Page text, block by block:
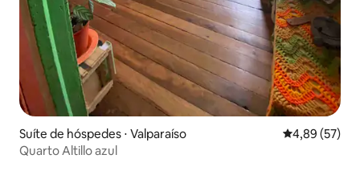
Suíte de hóspedes ⋅ Valparaíso 4,89 de uma
4,89 (57)
Quarto Altillo azul